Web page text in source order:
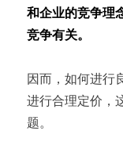
和企业的竞争理
竞争有关。
因而，如何进行
进行合理定价，
题。